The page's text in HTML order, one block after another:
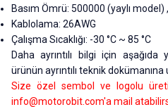
Basım Ömrü: 500000 (yaylı
Kablolama: 26AWG
Çalışma Sıcaklığı: -30 °C ~ 85 °C
Daha ayrıntılı bilgi için
ürünün ayrıntılı teknik
Size özel sembol ve logolu
info@motorobit.com'a mail